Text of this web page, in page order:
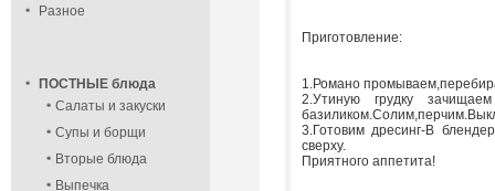
Разное
ПОСТНЫЕ блюда
Салаты и закуски
Супы и борщи
Вторые блюда
Выпечка
Приготовление:
1.Романо
2.Утиную грудку
3.Готовим дресинг-В
сверху.
Приятного аппетита!